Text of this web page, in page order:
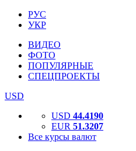
РУС
УКР
ВИДЕО
ФОТО
ПОПУЛЯРНЫЕ
СПЕЦПРОЕКТЫ
USD
USD 44.4190
EUR 51.3207
Все курсы валют